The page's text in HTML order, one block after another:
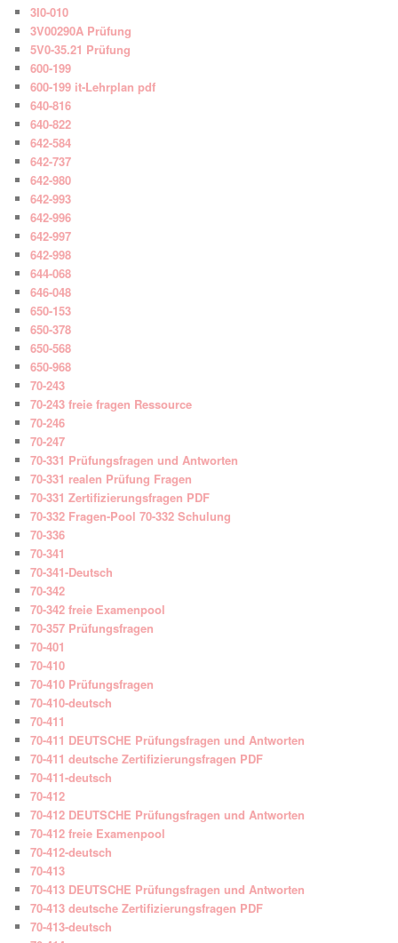
3I0-010
3V00290A Prüfung
5V0-35.21 Prüfung
600-199
600-199 it-Lehrplan pdf
640-816
640-822
642-584
642-737
642-980
642-993
642-996
642-997
642-998
644-068
646-048
650-153
650-378
650-568
650-968
70-243
70-243 freie fragen Ressource
70-246
70-247
70-331 Prüfungsfragen und Antworten
70-331 realen Prüfung Fragen
70-331 Zertifizierungsfragen PDF
70-332 Fragen-Pool 70-332 Schulung
70-336
70-341
70-341-Deutsch
70-342
70-342 freie Examenpool
70-357 Prüfungsfragen
70-401
70-410
70-410 Prüfungsfragen
70-410-deutsch
70-411
70-411 DEUTSCHE Prüfungsfragen und Antworten
70-411 deutsche Zertifizierungsfragen PDF
70-411-deutsch
70-412
70-412 DEUTSCHE Prüfungsfragen und Antworten
70-412 freie Examenpool
70-412-deutsch
70-413
70-413 DEUTSCHE Prüfungsfragen und Antworten
70-413 deutsche Zertifizierungsfragen PDF
70-413-deutsch